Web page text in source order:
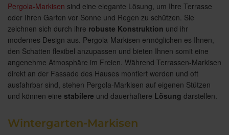
Pergola-Markisen sind eine elegante Lösung, um Ihre Terrasse
oder Ihren Garten vor Sonne und Regen zu schützen. Sie
zeichnen sich durch ihre robuste Konstruktion und ihr
modernes Design aus. Pergola-Markisen ermöglichen es Ihnen,
den Schatten flexibel anzupassen und bieten Ihnen somit eine
angenehme Atmosphäre im Freien. Während Terrassen-Markisen
direkt an der Fassade des Hauses montiert werden und oft
ausfahrbar sind, stehen Pergola-Markisen auf eigenen Stützen
und können eine stabilere und dauerhaftere Lösung darstellen.
Wintergarten-Markisen